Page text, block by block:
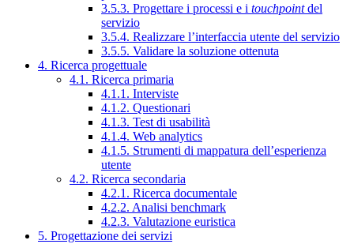
3.5.3. Progettare i processi e i touchpointdel
servizio
3.5.4. Realizzare l’interfaccia utente del servizio
3.5.5. Validare la soluzione ottenuta
4. Ricerca progettuale
4.1. Ricerca primaria
4.1.1. Interviste
4.1.2. Questionari
4.1.3. Test di usabilità
4.1.4. Web analytics
4.1.5. Strumenti di mappatura dell’esperienza
utente
4.2. Ricerca secondaria
4.2.1. Ricerca documentale
4.2.2. Analisi benchmark
4.2.3. Valutazione euristica
5. Progettazione dei servizi